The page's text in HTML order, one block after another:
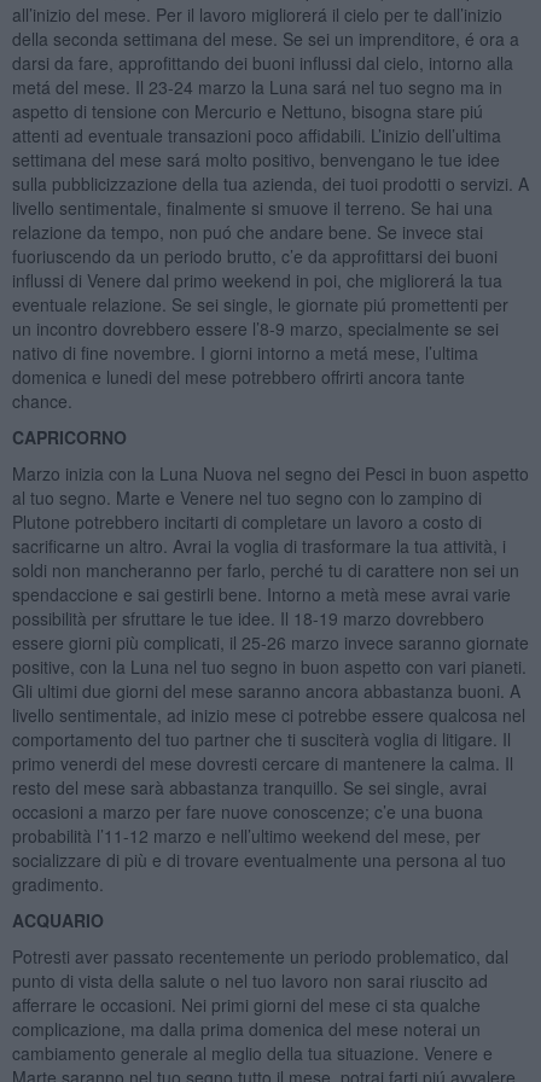
all’inizio del mese. Per il lavoro migliorerá il cielo per te dall’inizio
della seconda settimana del mese. Se sei un imprenditore, é ora a
darsi da fare, approfittando dei buoni influssi dal cielo, intorno alla
metá del mese. Il 23-24 marzo la Luna sará nel tuo segno ma in
aspetto di tensione con Mercurio e Nettuno, bisogna stare piú
attenti ad eventuale transazioni poco affidabili. L’inizio dell’ultima
settimana del mese sará molto positivo, benvengano le tue idee
sulla pubblicizzazione della tua azienda, dei tuoi prodotti o servizi. A
livello sentimentale, finalmente si smuove il terreno. Se hai una
relazione da tempo, non puó che andare bene. Se invece stai
fuoriuscendo da un periodo brutto, c’e da approfittarsi dei buoni
influssi di Venere dal primo weekend in poi, che migliorerá la tua
eventuale relazione. Se sei single, le giornate piú promettenti per
un incontro dovrebbero essere l’8-9 marzo, specialmente se sei
nativo di fine novembre. I giorni intorno a metá mese, l’ultima
domenica e lunedi del mese potrebbero offrirti ancora tante
chance.
CAPRICORNO
Marzo inizia con la Luna Nuova nel segno dei Pesci in buon aspetto
al tuo segno. Marte e Venere nel tuo segno con lo zampino di
Plutone potrebbero incitarti di completare un lavoro a costo di
sacrificarne un altro. Avrai la voglia di trasformare la tua attività, i
soldi non mancheranno per farlo, perché tu di carattere non sei un
spendaccione e sai gestirli bene. Intorno a metà mese avrai varie
possibilità per sfruttare le tue idee. Il 18-19 marzo dovrebbero
essere giorni più complicati, il 25-26 marzo invece saranno giornate
positive, con la Luna nel tuo segno in buon aspetto con vari pianeti.
Gli ultimi due giorni del mese saranno ancora abbastanza buoni. A
livello sentimentale, ad inizio mese ci potrebbe essere qualcosa nel
comportamento del tuo partner che ti susciterà voglia di litigare. Il
primo venerdi del mese dovresti cercare di mantenere la calma. Il
resto del mese sarà abbastanza tranquillo. Se sei single, avrai
occasioni a marzo per fare nuove conoscenze; c’e una buona
probabilità l’11-12 marzo e nell’ultimo weekend del mese, per
socializzare di più e di trovare eventualmente una persona al tuo
gradimento.
ACQUARIO
Potresti aver passato recentemente un periodo problematico, dal
punto di vista della salute o nel tuo lavoro non sarai riuscito ad
afferrare le occasioni. Nei primi giorni del mese ci sta qualche
complicazione, ma dalla prima domenica del mese noterai un
cambiamento generale al meglio della tua situazione. Venere e